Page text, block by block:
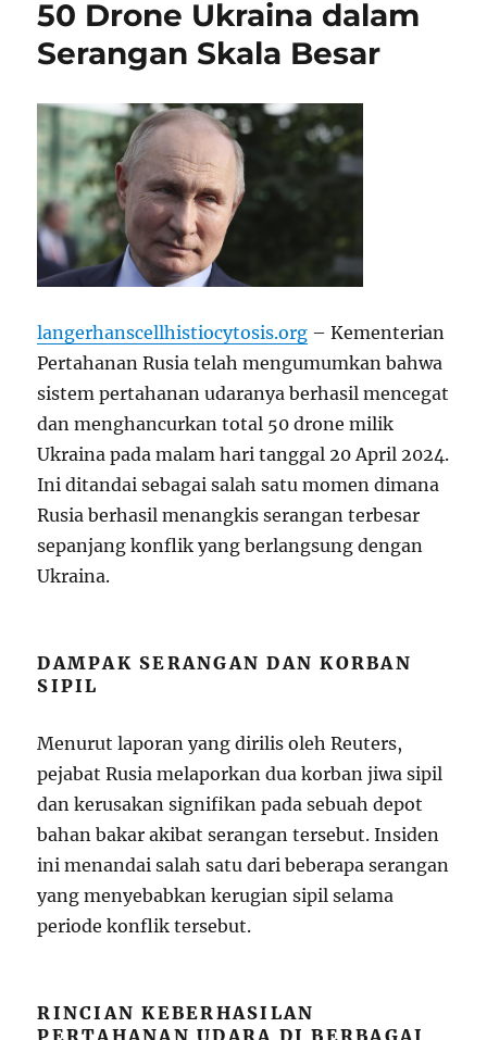
50 Drone Ukraina dalam
Serangan Skala Besar
langerhanscellhistiocytosis.org – Kementerian
Pertahanan Rusia telah mengumumkan bahwa
sistem pertahanan udaranya berhasil mencegat
dan menghancurkan total 50 drone milik
Ukraina pada malam hari tanggal 20 April 2024.
Ini ditandai sebagai salah satu momen dimana
Rusia berhasil menangkis serangan terbesar
sepanjang konflik yang berlangsung dengan
Ukraina.
DAMPAK SERANGAN DAN KORBAN
SIPIL
Menurut laporan yang dirilis oleh Reuters,
pejabat Rusia melaporkan dua korban jiwa sipil
dan kerusakan signifikan pada sebuah depot
bahan bakar akibat serangan tersebut. Insiden
ini menandai salah satu dari beberapa serangan
yang menyebabkan kerugian sipil selama
periode konflik tersebut.
RINCIAN KEBERHASILAN